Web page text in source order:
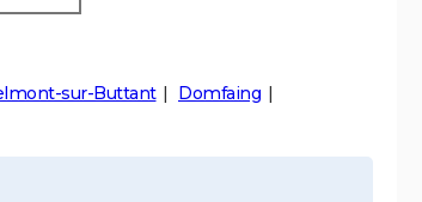
sur-Buttant
Domfaing